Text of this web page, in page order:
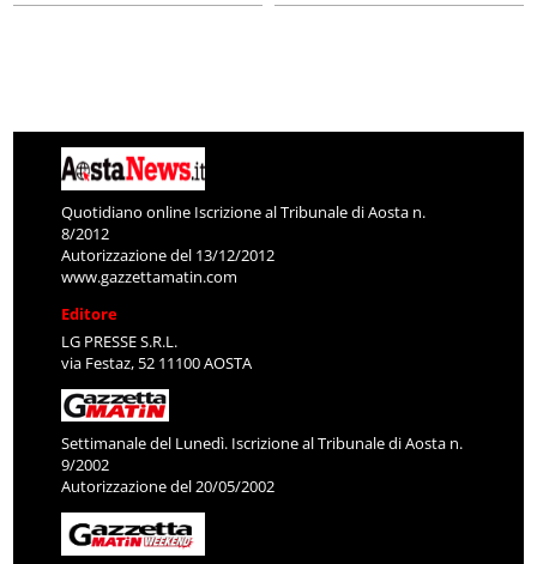
Quotidiano online Iscrizione al Tribunale di Aosta n.
8/2012
Autorizzazione del 13/12/2012
www.gazzettamatin.com
Editore
LG PRESSE S.R.L.
via Festaz, 52 11100 AOSTA
Settimanale del Lunedì. Iscrizione al Tribunale di Aosta n.
9/2002
Autorizzazione del 20/05/2002